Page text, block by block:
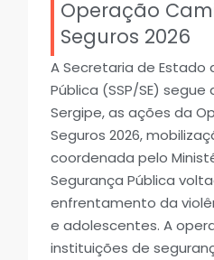
Operação
Seguros 2026
A Secretaria de Estado
Pública (SSP/SE)
Sergipe, as ações da
Seguros 2026,
coordenada pelo
Segurança Pública
enfrentamento da
e adolescentes. A
instituições de